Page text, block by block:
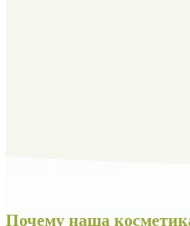
Почему наша